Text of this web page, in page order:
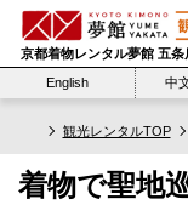
京都着物レンタル夢館 五条
English
中
観光レンタルTOP
着物で聖地